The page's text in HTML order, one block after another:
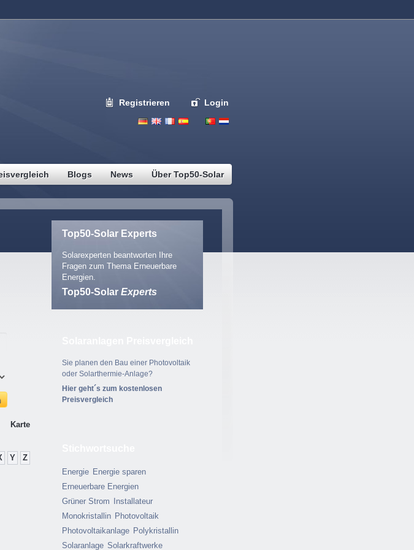
Registrieren Login
Blogs News Über Top50-Solar
Karte
Y Z
Top50-Solar Experts
Solarexperten beantworten Ihre
Fragen zum Thema Erneuerbare
Energien.
Top50-Solar Experts
Sie planen den Bau einer Photovoltaik
oder Solarthermie-Anlage?
Hier geht´s zum kostenlosen
Preisvergleich
Energie Energie sparen
Erneuerbare Energien
Grüner Strom
Installateur
Monokristallin Photovoltaik
Photovoltaikanlage Polykristallin
Solaranlage Solarkraftwerke